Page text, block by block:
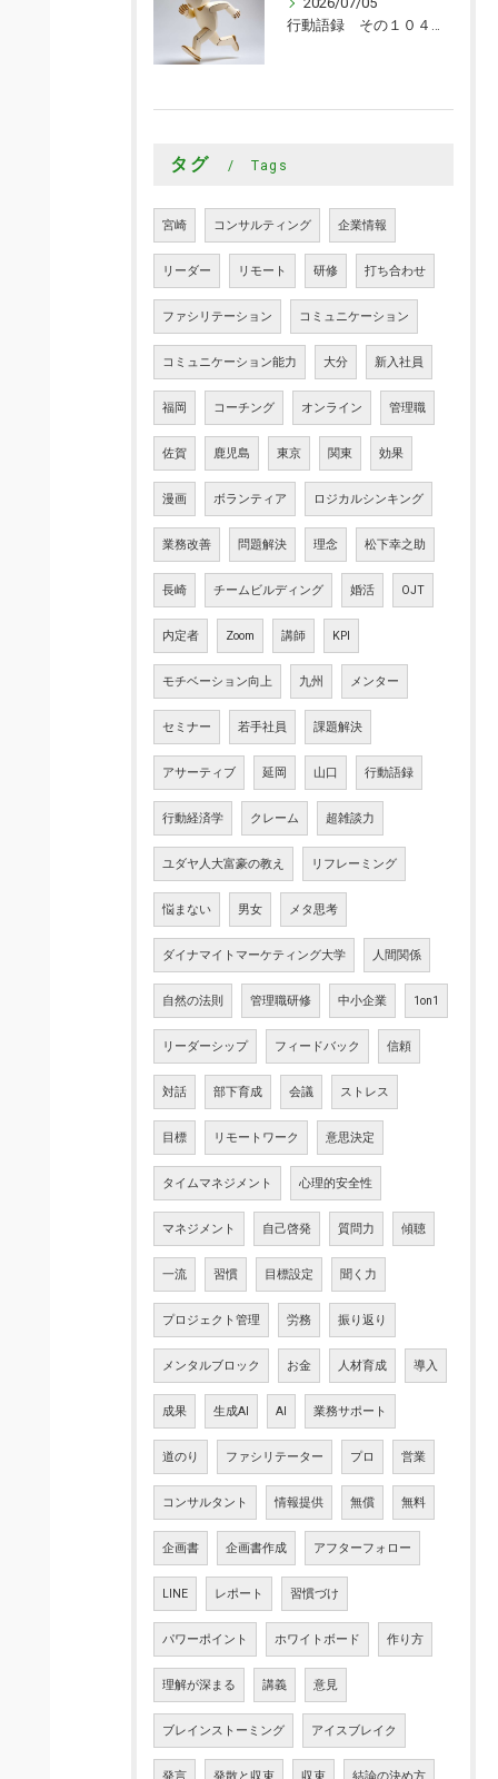
行動語録 その１０４０ 行動あるのみ！
タグ Tags
宮崎 コンサルティング 企業情報
リーダー リモート 研修 打ち合わせ
ファシリテーション コミュニケーション
コミュニケーション能力 大分 新入社員
福岡 コーチング オンライン 管理職
佐賀 鹿児島 東京 関東 効果
漫画 ボランティア ロジカルシンキング
業務改善 問題解決 理念 松下幸之助
長崎 チームビルディング 婚活 OJT
内定者 Zoom 講師 KPI
モチベーション向上 九州 メンター
セミナー 若手社員 課題解決
アサーティブ 延岡 山口 行動語録
行動経済学 クレーム 超雑談力
ユダヤ人大富豪の教え リフレーミング
悩まない 男女 メタ思考
ダイナマイトマーケティング大学 人間関係
自然の法則 管理職研修 中小企業 1on1
リーダーシップ フィードバック 信頼
対話 部下育成 会議 ストレス
目標 リモートワーク 意思決定
タイムマネジメント 心理的安全性
マネジメント 自己啓発 質問力 傾聴
一流 習慣 目標設定 聞く力
プロジェクト管理 労務 振り返り
メンタルブロック お金 人材育成 導入
成果 生成AI AI 業務サポート
道のり ファシリテーター プロ 営業
コンサルタント 情報提供 無償 無料
企画書 企画書作成 アフターフォロー
LINE レポート 習慣づけ
パワーポイント ホワイトボード 作り方
理解が深まる 講義 意見
ブレインストーミング アイスブレイク